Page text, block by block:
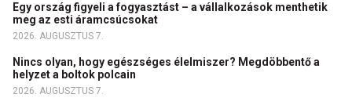
Egy ország figyeli a fogyasztást – a vállalkozások menthetik
meg az esti áramcsúcsokat
2026. AUGUSZTUS 7.
Nincs olyan, hogy egészséges élelmiszer? Megdöbbentő a
helyzet a boltok polcain
2026. AUGUSZTUS 7.